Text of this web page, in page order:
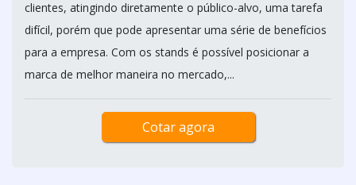
clientes, atingindo diretamente o público-alvo, uma tarefa
difícil, porém que pode apresentar uma série de benefícios
para a empresa. Com os stands é possível posicionar a
marca de melhor maneira no mercado,...
Cotar agora